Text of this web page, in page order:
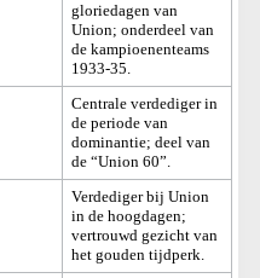
gloriedagen van
Union; onderdeel van
de kampioenenteams
1933-35.
Centrale verdediger in
de periode van
dominantie; deel van
de “Union 60”.
Verdediger bij Union
in de hoogdagen;
vertrouwd gezicht van
het gouden tijdperk.